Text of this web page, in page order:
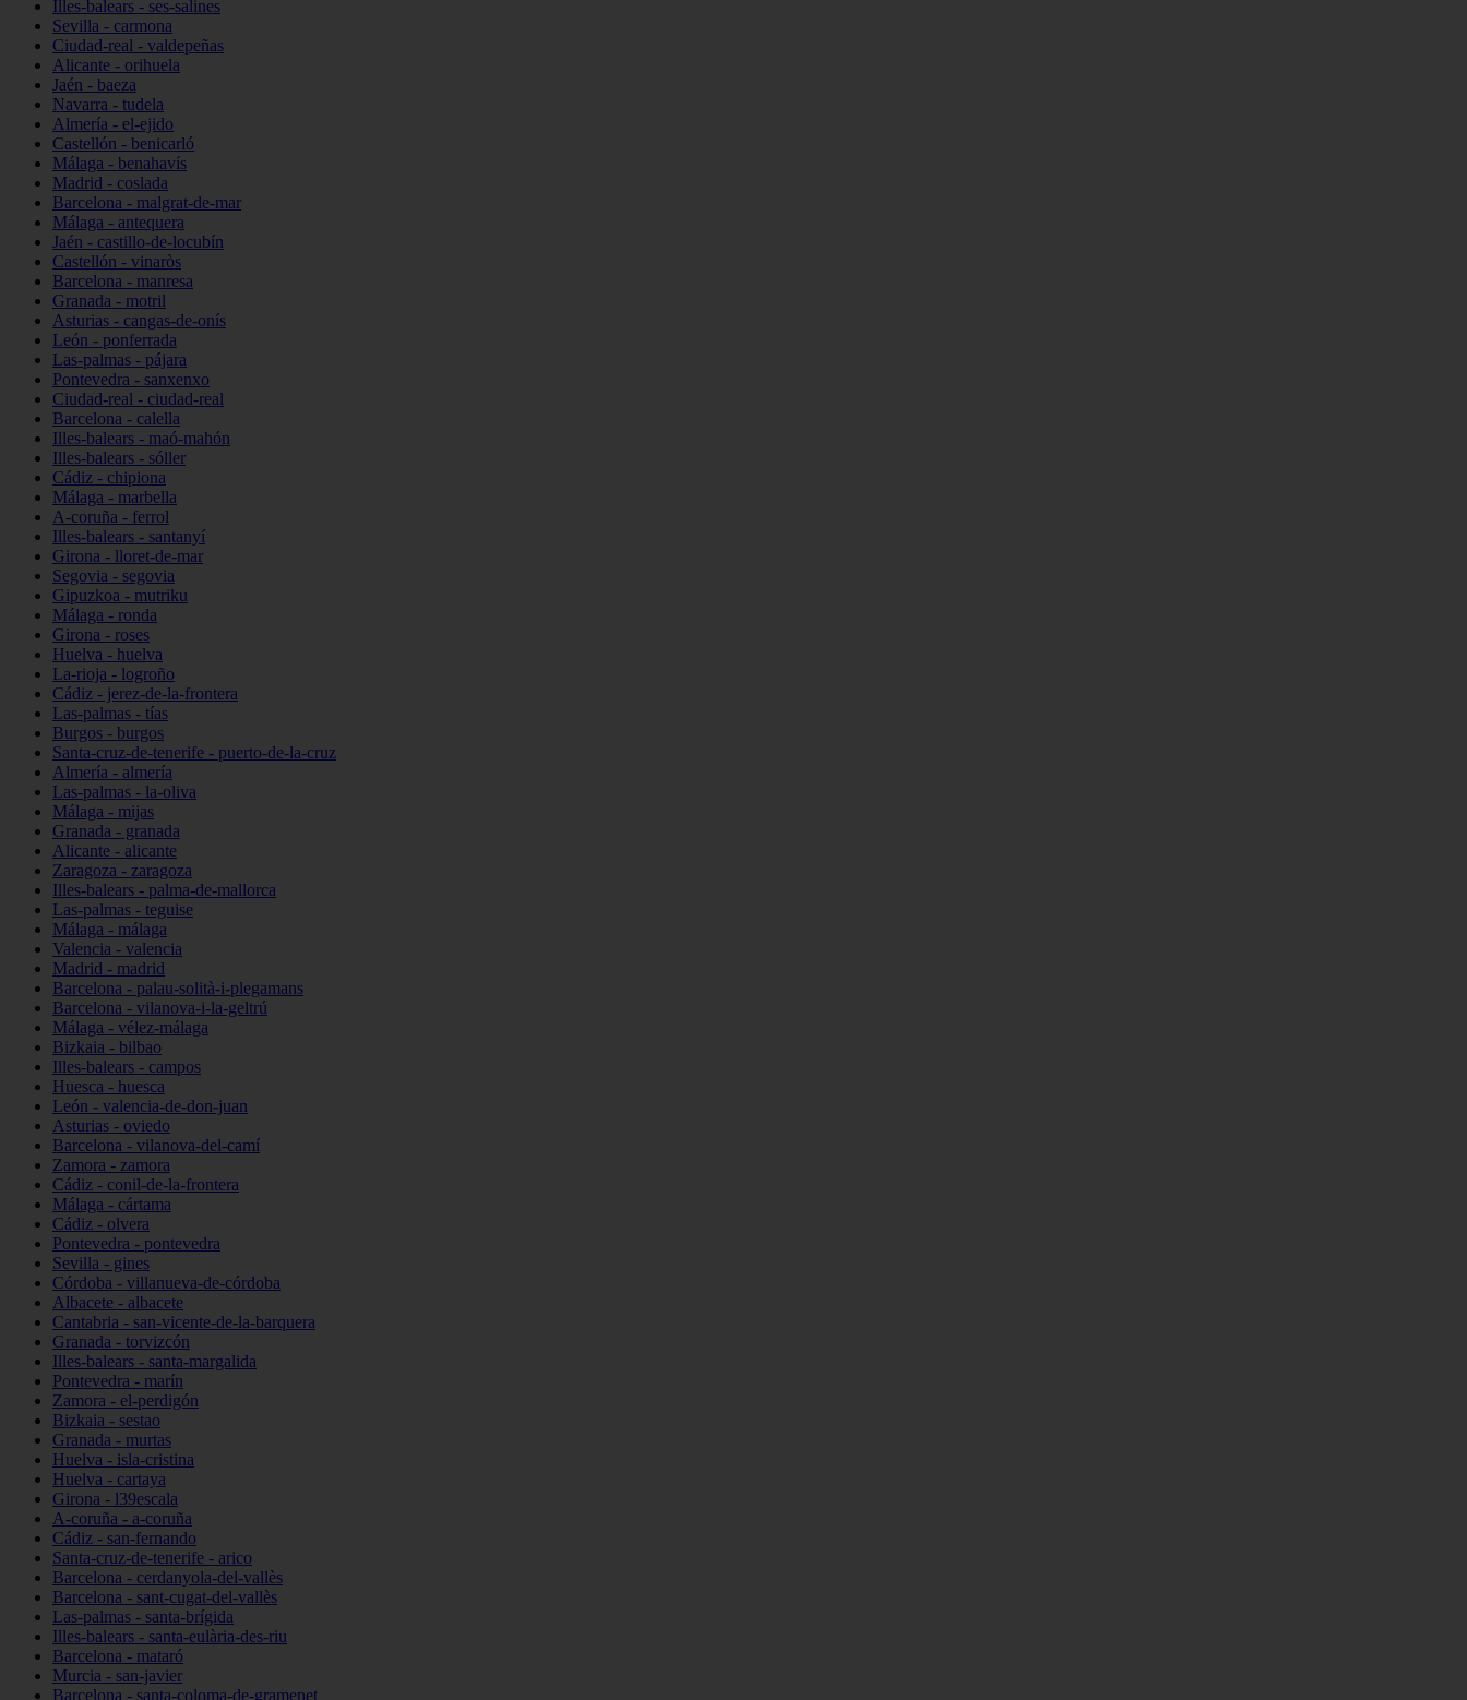
Illes-balears - ses-salines
Sevilla - carmona
Ciudad-real - valdepeñas
Alicante - orihuela
Jaén - baeza
Navarra - tudela
Almería - el-ejido
Castellón - benicarló
Málaga - benahavís
Madrid - coslada
Barcelona - malgrat-de-mar
Málaga - antequera
Jaén - castillo-de-locubín
Castellón - vinaròs
Barcelona - manresa
Granada - motril
Asturias - cangas-de-onís
León - ponferrada
Las-palmas - pájara
Pontevedra - sanxenxo
Ciudad-real - ciudad-real
Barcelona - calella
Illes-balears - maó-mahón
Illes-balears - sóller
Cádiz - chipiona
Málaga - marbella
A-coruña - ferrol
Illes-balears - santanyí
Girona - lloret-de-mar
Segovia - segovia
Gipuzkoa - mutriku
Málaga - ronda
Girona - roses
Huelva - huelva
La-rioja - logroño
Cádiz - jerez-de-la-frontera
Las-palmas - tías
Burgos - burgos
Santa-cruz-de-tenerife - puerto-de-la-cruz
Almería - almería
Las-palmas - la-oliva
Málaga - mijas
Granada - granada
Alicante - alicante
Zaragoza - zaragoza
Illes-balears - palma-de-mallorca
Las-palmas - teguise
Málaga - málaga
Valencia - valencia
Madrid - madrid
Barcelona - palau-solità-i-plegamans
Barcelona - vilanova-i-la-geltrú
Málaga - vélez-málaga
Bizkaia - bilbao
Illes-balears - campos
Huesca - huesca
León - valencia-de-don-juan
Asturias - oviedo
Barcelona - vilanova-del-camí
Zamora - zamora
Cádiz - conil-de-la-frontera
Málaga - cártama
Cádiz - olvera
Pontevedra - pontevedra
Sevilla - gines
Córdoba - villanueva-de-córdoba
Albacete - albacete
Cantabria - san-vicente-de-la-barquera
Granada - torvizcón
Illes-balears - santa-margalida
Pontevedra - marín
Zamora - el-perdigón
Bizkaia - sestao
Granada - murtas
Huelva - isla-cristina
Huelva - cartaya
Girona - l39escala
A-coruña - a-coruña
Cádiz - san-fernando
Santa-cruz-de-tenerife - arico
Barcelona - cerdanyola-del-vallès
Barcelona - sant-cugat-del-vallès
Las-palmas - santa-brígida
Illes-balears - santa-eulària-des-riu
Barcelona - mataró
Murcia - san-javier
Barcelona - santa-coloma-de-gramenet